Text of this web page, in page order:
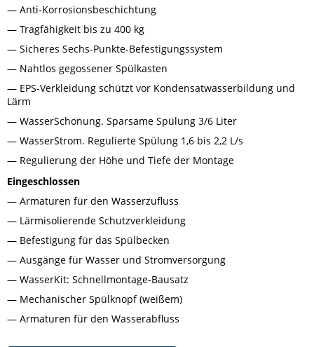
Anti-Korrosionsbeschichtung
Tragfähigkeit bis zu 400 kg
Sicheres Sechs-Punkte-Befestigungssystem
Nahtlos gegossener Spülkasten
EPS-Verkleidung schützt vor Kondensatwasserbildung und
Lärm
WasserSchonung. Sparsame Spülung 3/6 Liter
WasserStrom. Regulierte Spülung 1,6 bis 2,2 L/s
Regulierung der Höhe und Tiefe der Montage
Eingeschlossen
Armaturen für den Wasserzufluss
Lärmisolierende Schutzverkleidung
Befestigung für das Spülbecken
Ausgänge für Wasser und Stromversorgung
WasserKit: Schnellmontage-Bausatz
Mechanischer Spülknopf (weißem)
Armaturen für den Wasserabfluss